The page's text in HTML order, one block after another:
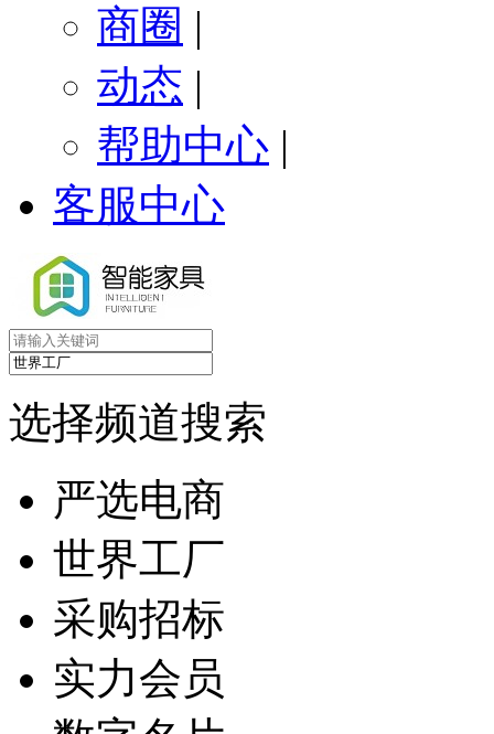
商圈 |
动态 |
帮助中心 |
客服中心
选择频道搜索
严选电商
世界工厂
采购招标
实力会员